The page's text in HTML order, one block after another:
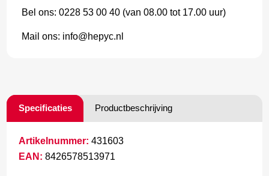
Bel ons: 0228 53 00 40 (van 08.00 tot 17.00 uur)
Mail ons: info@hepyc.nl
Specificaties Productbeschrijving
Artikelnummer: 431603
EAN: 8426578513971